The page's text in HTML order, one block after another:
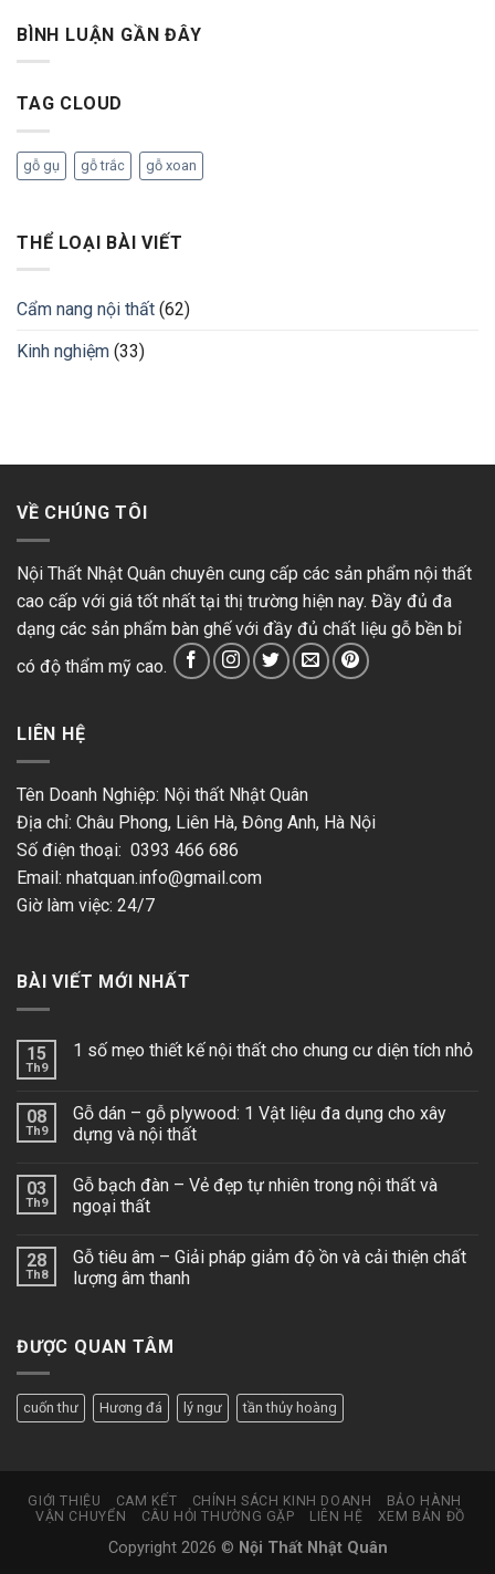
BÌNH LUẬN GẦN ĐÂY
TAG CLOUD
gỗ gụ gỗ trắc gỗ xoan
THỂ LOẠI BÀI VIẾT
Cẩm nang nội thất (62)
Kinh nghiệm (33)
VỀ CHÚNG TÔI
Nội Thất Nhật Quân chuyên cung cấp các sản phẩm nội thất
cao cấp với giá tốt nhất tại thị trường hiện nay. Đầy đủ đa
dạng các sản phẩm bàn ghế với đầy đủ chất liệu gỗ bền bỉ
có độ thẩm mỹ cao.
LIÊN HỆ
Tên Doanh Nghiệp: Nội thất Nhật Quân
Địa chỉ: Châu Phong, Liên Hà, Đông Anh, Hà Nội
Số điện thoại: 0393 466 686
Email: nhatquan.info@gmail.com
Giờ làm việc: 24/7
BÀI VIẾT MỚI NHẤT
15
Th9
1 số mẹo thiết kế nội thất cho chung cư diện tích nhỏ
08
Th9
Gỗ dán – gỗ plywood: 1 Vật liệu đa dụng cho xây
dựng và nội thất
03
Th9
Gỗ bạch đàn – Vẻ đẹp tự nhiên trong nội thất và
ngoại thất
28
Th8
Gỗ tiêu âm – Giải pháp giảm độ ồn và cải thiện chất
lượng âm thanh
ĐƯỢC QUAN TÂM
cuốn thư Hương đá lý ngư tần thủy hoàng
GIỚI THIỆU CAM KẾT CHÍNH SÁCH KINH DOANH
BẢO HÀNH
VẬN CHUYỂN
CÂU HỎI THƯỜNG GẶP LIÊN HỆ XEM BẢN ĐỒ
Copyright 2026 © Nội Thất Nhật Quân